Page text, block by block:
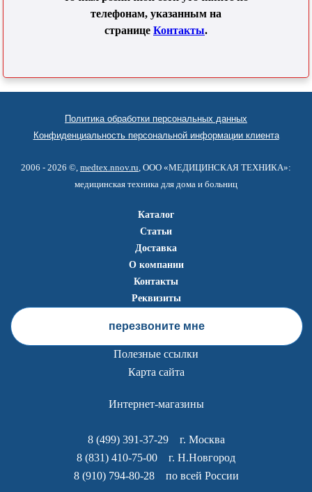
телефонам, указанным на
странице Контакты.
Политика обработки персональных данных
Конфиденциальность персональной информации клиента
2006 - 2026 ©, medtex.nnov.ru, ООО «МЕДИЦИНСКАЯ ТЕХНИКА»:
медицинская техника для дома и больниц
Каталог
Статьи
Доставка
О компании
Контакты
Реквизиты
перезвоните мне
Полезные ссылки
Карта сайта
Интернет-магазины
8 (499) 391-37-29г. Москва
8 (831) 410-75-00 г. Н.Новгород
8 (910) 794-80-28по всей России